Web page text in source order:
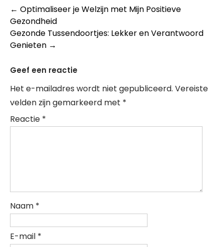
Post
navigation
← Optimaliseer je Welzijn met Mijn Positieve
Gezondheid
Gezonde Tussendoortjes: Lekker en Verantwoord
Genieten →
Geef een reactie
Het e-mailadres wordt niet gepubliceerd. Vereiste
velden zijn gemarkeerd met *
Reactie *
Naam *
E-mail *